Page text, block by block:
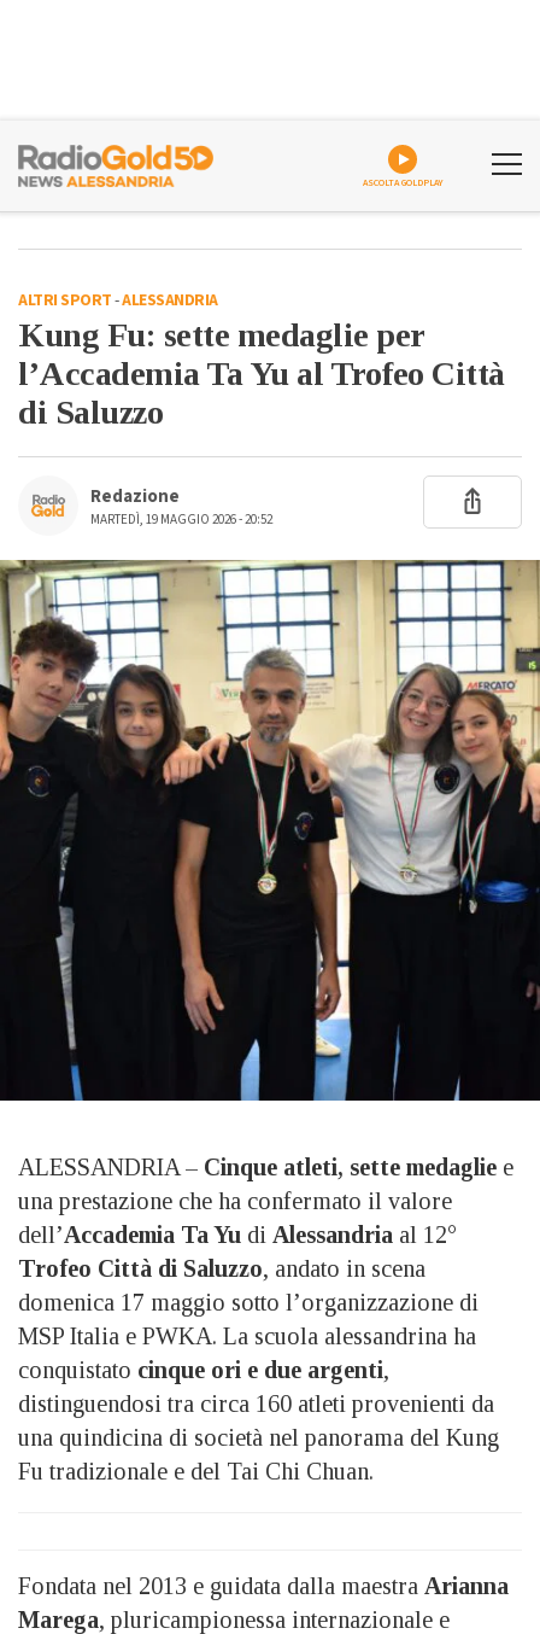
ASCOLTA GOLDPLAY
ALTRI SPORT-ALESSANDRIA
Kung Fu: sette medaglie per
l’Accademia Ta Yu al Trofeo Città
di Saluzzo
Redazione
MARTEDÌ, 19 MAGGIO 2026 - 20:52
ALESSANDRIA – Cinque atleti, sette medaglie e
una prestazione che ha confermato il valore
dell’Accademia Ta Yu di Alessandria al 12°
Trofeo Città di Saluzzo, andato in scena
domenica 17 maggio sotto l’organizzazione di
MSP Italia e PWKA. La scuola alessandrina ha
conquistato cinque ori e due argenti,
distinguendosi tra circa 160 atleti provenienti da
una quindicina di società nel panorama del Kung
Fu tradizionale e del Tai Chi Chuan.
Fondata nel 2013 e guidata dalla maestra Arianna
Marega, pluricampionessa internazionale e